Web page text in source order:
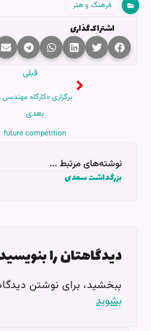
فرهنگ و هنر
اشتراک‌گذاری
قبلی
بعدی
future competition
نوشته‌های مرتبط ...
بزرگداشت سعدی
دیدگاهتان را بنویسید
ببخشید، برای نوشتن
بشوید